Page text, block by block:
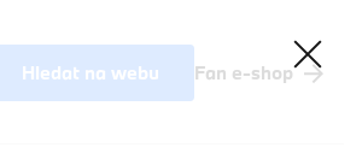
Hledat na webu Fan e-shop